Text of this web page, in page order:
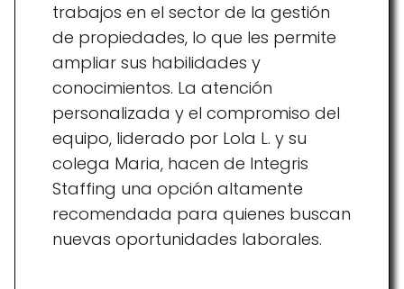
trabajos en el sector de la gestión
de propiedades, lo que les permite
ampliar sus habilidades y
conocimientos. La atención
personalizada y el compromiso del
equipo, liderado por Lola L. y su
colega Maria, hacen de Integris
Staffing una opción altamente
recomendada para quienes buscan
nuevas oportunidades laborales.